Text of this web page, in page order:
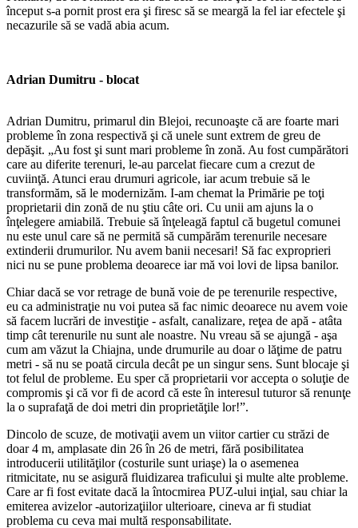
început s-a pornit prost era şi firesc să se meargă la fel iar efectele şi
necazurile să se vadă abia acum.
Adrian Dumitru - blocat
Adrian Dumitru, primarul din Blejoi, recunoaşte că are foarte mari
probleme în zona respectivă şi că unele sunt extrem de greu de
depăşit. „Au fost şi sunt mari probleme în zonă. Au fost cumpărători
care au diferite terenuri, le-au parcelat fiecare cum a crezut de
cuviinţă. Atunci erau drumuri agricole, iar acum trebuie să le
transformăm, să le modernizăm. I-am chemat la Primărie pe toţi
proprietarii din zonă de nu ştiu câte ori. Cu unii am ajuns la o
înţelegere amiabilă. Trebuie să înţeleagă faptul că bugetul comunei
nu este unul care să ne permită să cumpărăm terenurile necesare
extinderii drumurilor. Nu avem banii necesari! Să fac exproprieri
nici nu se pune problema deoarece iar mă voi lovi de lipsa banilor.
Chiar dacă se vor retrage de bună voie de pe terenurile respective,
eu ca administraţie nu voi putea să fac nimic deoarece nu avem voie
să facem lucrări de investiţie - asfalt, canalizare, reţea de apă - atâta
timp cât terenurile nu sunt ale noastre. Nu vreau să se ajungă - aşa
cum am văzut la Chiajna, unde drumurile au doar o lăţime de patru
metri - să nu se poată circula decât pe un singur sens. Sunt blocaje şi
tot felul de probleme. Eu sper că proprietarii vor accepta o soluţie de
compromis şi că vor fi de acord că este în interesul tuturor să renunţe
la o suprafaţă de doi metri din proprietăţile lor!”.
Dincolo de scuze, de motivaţii avem un viitor cartier cu străzi de
doar 4 m, amplasate din 26 în 26 de metri, fără posibilitatea
introducerii utilităţilor (costurile sunt uriaşe) la o asemenea
ritmicitate, nu se asigură fluidizarea traficului şi multe alte probleme.
Care ar fi fost evitate dacă la întocmirea PUZ-ului inţial, sau chiar la
emiterea avizelor -autorizaţiilor ulterioare, cineva ar fi studiat
problema cu ceva mai multă responsabilitate.